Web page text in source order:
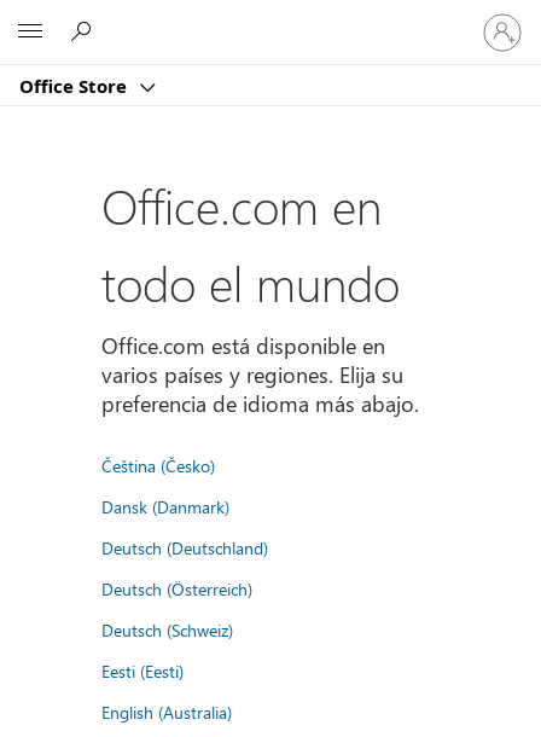
Office Store
Iniciar
sesión
en
cuenta
Office.com en
todo el mundo
Office.com está disponible en
varios países y regiones. Elija su
preferencia de idioma más abajo.
Čeština (Česko)
Dansk (Danmark)
Deutsch (Deutschland)
Deutsch (Österreich)
Deutsch (Schweiz)
Eesti (Eesti)
English (Australia)